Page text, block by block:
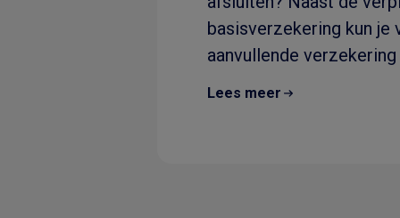
basisverzekering kun je
aanvullende
dus..
Lees meer